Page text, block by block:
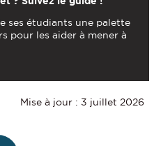
ses étudiants une palette
pour les aider à mener à
Mise à jour : 3 juillet 2026